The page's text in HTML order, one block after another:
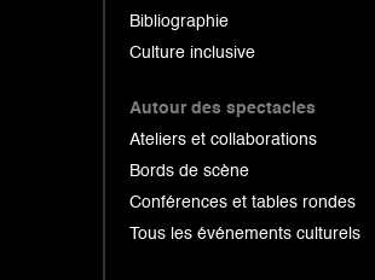
Bibliographie
Culture inclusive
Autour des spectacles
Ateliers et collaborations
Bords de scène
Conférences et tables rondes
Tous les événements culturels